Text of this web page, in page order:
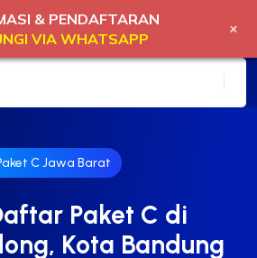
C Jawa Barat
Paket C di
Kota Bandung
& PENDAFTARAN
VIA WHATSAPP
+